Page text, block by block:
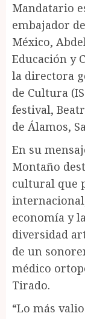
Mandatario
embajador
México,
Educación y
la directora
de Cultura
festival,
de Álamos,
En su
Montaño
cultural que
economía y
diversidad
de un
médico
Tirado.
“Lo más